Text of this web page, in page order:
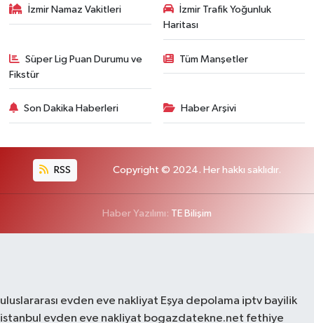
İzmir Namaz Vakitleri
İzmir Trafik Yoğunluk
Haritası
Süper Lig Puan Durumu ve
Fikstür
Tüm Manşetler
Son Dakika Haberleri Haber Arşivi
RSS Copyright © 2024. Her hakkı saklıdır.
Haber Yazılımı: TE Bilişim
uluslararası evden eve nakliyat Eşya depolama iptv bayilik
istanbul evden eve nakliyat bogazdatekne.net fethiye